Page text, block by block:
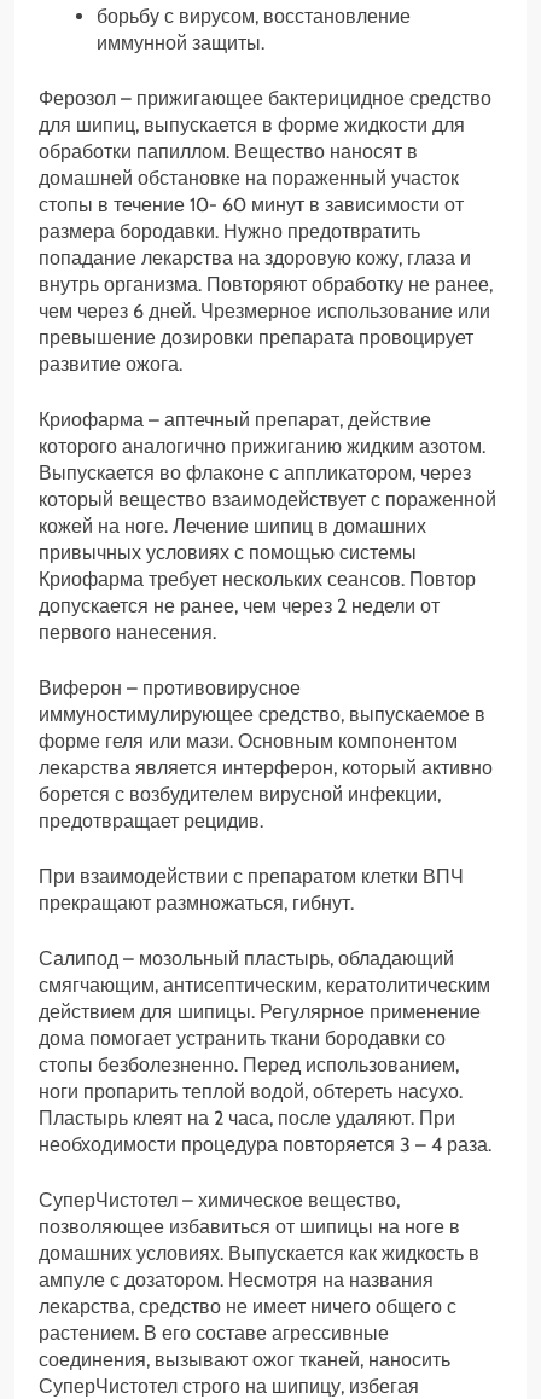
борьбу с вирусом, восстановление
иммунной защиты.
Ферозол – прижигающее бактерицидное средство
для шипиц, выпускается в форме жидкости для
обработки папиллом. Вещество наносят в
домашней обстановке на пораженный участок
стопы в течение 10- 60 минут в зависимости от
размера бородавки. Нужно предотвратить
попадание лекарства на здоровую кожу, глаза и
внутрь организма. Повторяют обработку не ранее,
чем через 6 дней. Чрезмерное использование или
превышение дозировки препарата провоцирует
развитие ожога.
Криофарма – аптечный препарат, действие
которого аналогично прижиганию жидким азотом.
Выпускается во флаконе с аппликатором, через
который вещество взаимодействует с пораженной
кожей на ноге. Лечение шипиц в домашних
привычных условиях с помощью системы
Криофарма требует нескольких сеансов. Повтор
допускается не ранее, чем через 2 недели от
первого нанесения.
Виферон – противовирусное
иммуностимулирующее средство, выпускаемое в
форме геля или мази. Основным компонентом
лекарства является интерферон, который активно
борется с возбудителем вирусной инфекции,
предотвращает рецидив.
При взаимодействии с препаратом клетки ВПЧ
прекращают размножаться, гибнут.
Салипод – мозольный пластырь, обладающий
смягчающим, антисептическим, кератолитическим
действием для шипицы. Регулярное применение
дома помогает устранить ткани бородавки со
стопы безболезненно. Перед использованием,
ноги пропарить теплой водой, обтереть насухо.
Пластырь клеят на 2 часа, после удаляют. При
необходимости процедура повторяется 3 – 4 раза.
СуперЧистотел – химическое вещество,
позволяющее избавиться от шипицы на ноге в
домашних условиях. Выпускается как жидкость в
ампуле с дозатором. Несмотря на названия
лекарства, средство не имеет ничего общего с
растением. В его составе агрессивные
соединения, вызывают ожог тканей, наносить
СуперЧистотел строго на шипицу, избегая